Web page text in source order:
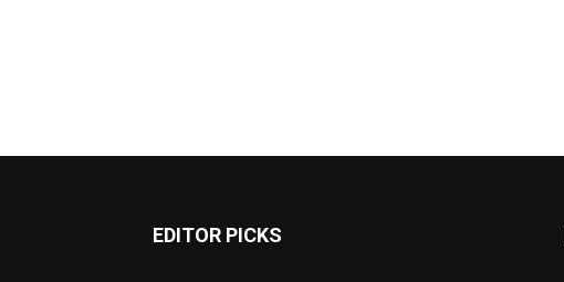
EDITOR PICKS